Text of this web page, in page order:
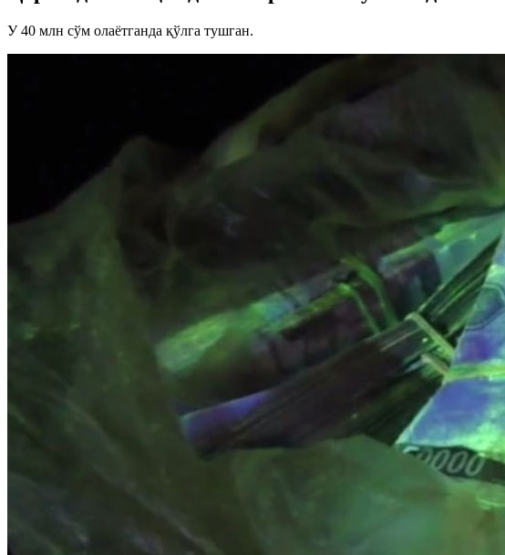
У 40 млн сўм олаётганда қўлга тушган.